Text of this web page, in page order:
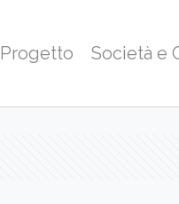
Progetto Società e